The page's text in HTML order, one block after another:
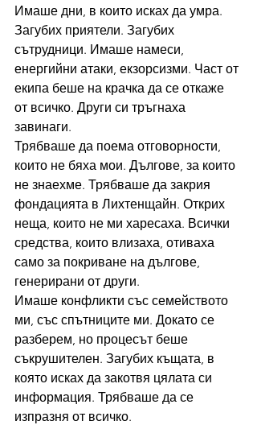
Имаше дни, в които исках да умра.
Загубих приятели. Загубих
сътрудници. Имаше намеси,
енергийни атаки, екзорсизми. Част от
екипа беше на крачка да се откаже
от всичко. Други си тръгнаха
завинаги.
Трябваше да поема отговорности,
които не бяха мои. Дългове, за които
не знаехме. Трябваше да закрия
фондацията в Лихтенщайн. Открих
неща, които не ми харесаха. Всички
средства, които влизаха, отиваха
само за покриване на дългове,
генерирани от други.
Имаше конфликти със семейството
ми, със спътниците ми. Докато се
разберем, но процесът беше
съкрушителен. Загубих къщата, в
която исках да закотвя цялата си
информация. Трябваше да се
изпразня от всичко.